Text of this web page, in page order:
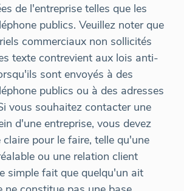
de l'entreprise telles que les
publics. Veuillez noter que
commerciaux non sollicités
texte contrevient aux lois anti-
sont envoyés à des
publics ou à des adresses
vous souhaitez contacter une
d'une entreprise, vous devez
pour le faire, telle qu'une
ou une relation client
simple fait que quelqu'un ait